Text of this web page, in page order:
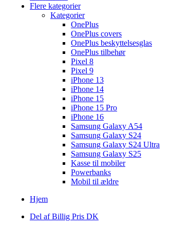
Flere kategorier
Kategorier
OnePlus
OnePlus covers
OnePlus beskyttelsesglas
OnePlus tilbehør
Pixel 8
Pixel 9
iPhone 13
iPhone 14
iPhone 15
iPhone 15 Pro
iPhone 16
Samsung Galaxy A54
Samsung Galaxy S24
Samsung Galaxy S24 Ultra
Samsung Galaxy S25
Kasse til mobiler
Powerbanks
Mobil til ældre
Hjem
Del af Billig Pris DK